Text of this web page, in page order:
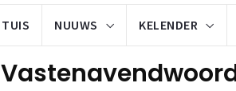
TUIS NUUWS KELENDER